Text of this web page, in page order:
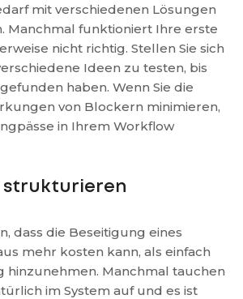
mit verschiedenen Lösungen
Manchmal funktioniert Ihre erste
nicht richtig. Stellen Sie sich
Ideen zu testen, bis
haben. Wenn Sie die
von Blockern minimieren,
in Ihrem Workflow
strukturieren
dass die Beseitigung eines
mehr kosten kann, als einfach
hinzunehmen. Manchmal tauchen
im System auf und es ist